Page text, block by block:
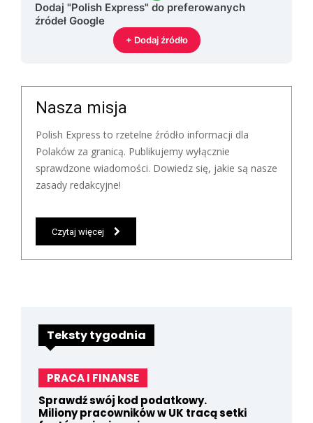
Dodaj "Polish Express" do preferowanych
źródeł Google
+ Dodaj źródło
Nasza misja
Polish Express to rzetelne źródło informacji dla
Polaków za granicą. Publikujemy wyłącznie
sprawdzone wiadomości. Dowiedz się, jakie są nasze
zasady redakcyjne!
Czytaj więcej
Teksty tygodnia
PRACA I FINANSE
Sprawdź swój kod podatkowy.
Miliony pracowników w UK tracą setki